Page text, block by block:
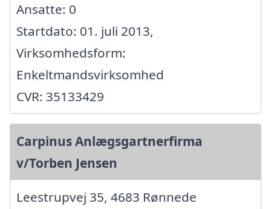
Ansatte: 0
Startdato: 01. juli 2013,
Virksomhedsform:
Enkeltmandsvirksomhed
CVR: 35133429
Carpinus Anlægsgartnerfirma
v/Torben Jensen
Leestrupvej 35, 4683 Rønnede